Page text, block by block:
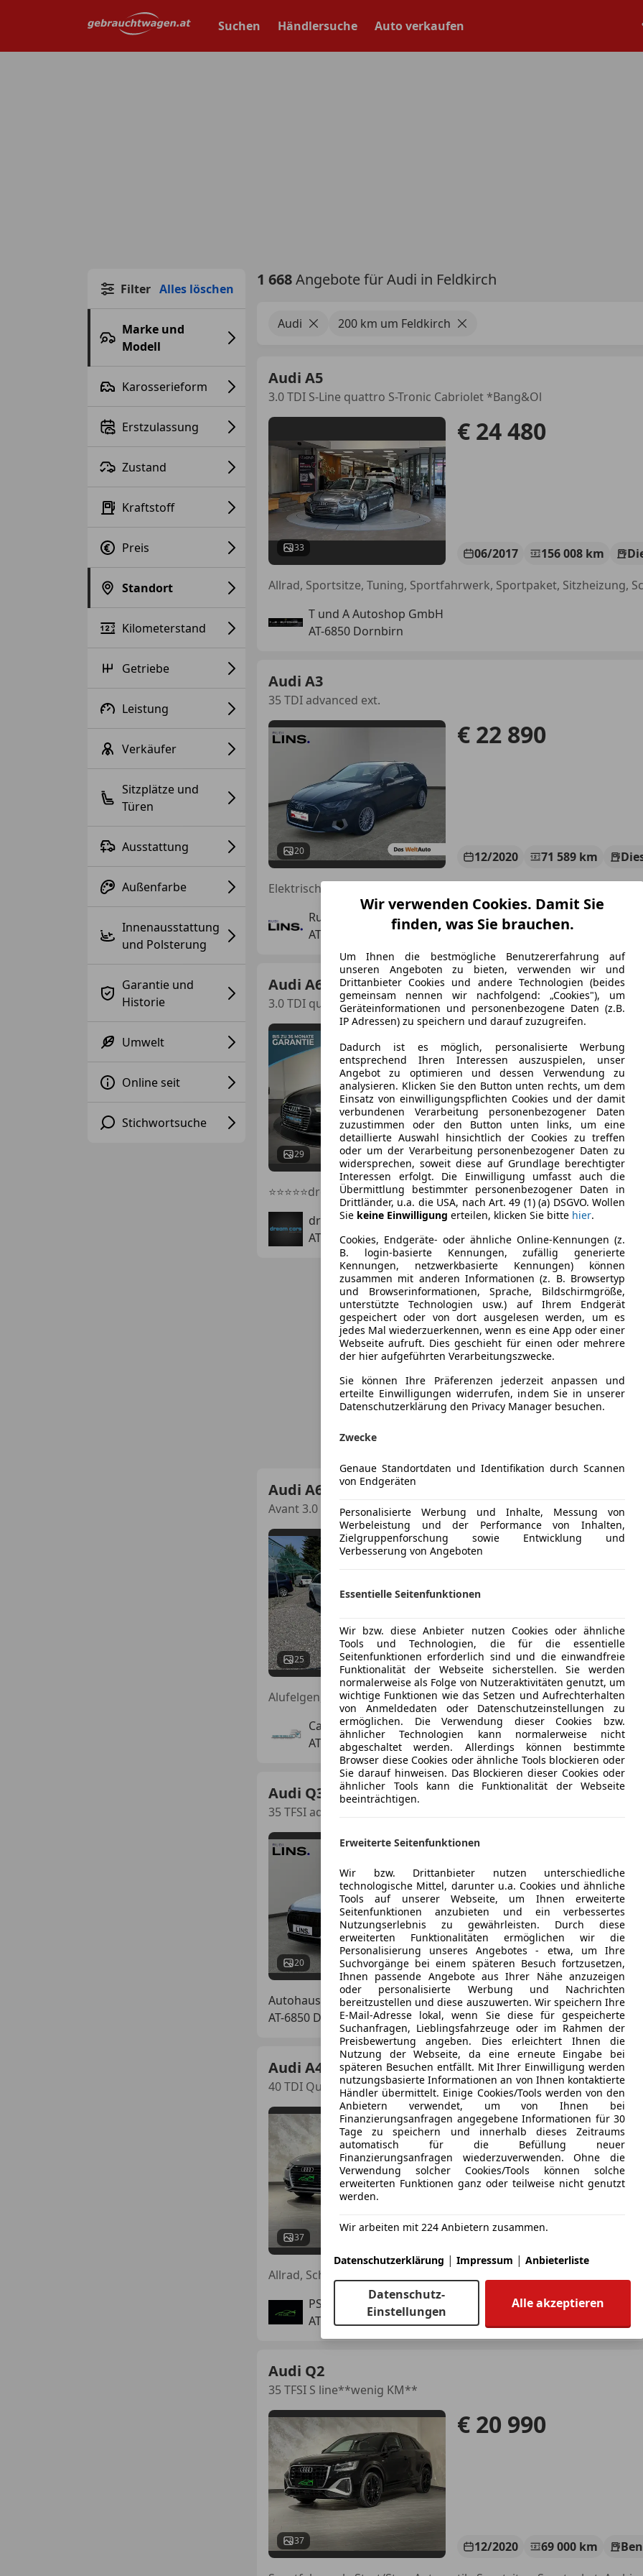
Suchen Händlersuche Auto verkaufen
Filter Alles löschen
Marke und
Modell
Karosserieform
Erstzulassung
Zustand
Kraftstoff
Preis
Standort
Kilometerstand
Getriebe
Leistung
Verkäufer
Sitzplätze und
Türen
Ausstattung
Außenfarbe
Innenausstattung
und Polsterung
Garantie und
Historie
Umwelt
Online seit
Stichwortsuche
1 668Angebote für Audi in Feldkirch
Audi 200 km um Feldkirch
Audi A5
3.0 TDI S-Line quattro S-Tronic Cabriolet *Bang&Ol
33
€ 24 480
06/2017 156 008 km
Allrad, Sportsitze, Tuning, Sportfahrwerk, Sportpaket, Sitzheizung,
T und A Autoshop GmbH
AT-6850 Dornbirn
Audi A3
35 TDI advanced ext.
20
€ 22 890
12/2020 71 589 km
Rudi Lins GmbH & Co KG
AT-6714 Nüziders
Audi A6
3.0 TDI quattro
29
€ 9 900
04/2015 269 000 km
⭐⭐⭐⭐⭐dreamcars über 10 Jahre Qualität & Premium Service
dream cars GmbH
AT-6063 Rum
Audi A6
Avant 3.0 TDI clean diesel quattro (160 kW)
25
€ 15 490
11/2015 254 000 km
Cars to Sell e.U.
AT-6341 Ebbs
Audi Q3
35 TFSI advanced exterieur
20
€ 34 990
05/2023 17 460 km
Autohaus Rudi Lins GmbH & Co KG
AT-6850 Dornbirn
Audi A4
40 TDI Quattro**Design**Standh.**
37
€ 22 490
PS-CAR
AT-6116 Weer
Audi Q2
35 TFSI S line**wenig KM**
37
€ 20 990
12/2020 69 000 km
Wir verwenden Cookies. Damit Sie
finden, was Sie brauchen.
Um Ihnen die bestmögliche Benutzererfahrung auf
unseren Angeboten zu bieten, verwenden wir und
Drittanbieter Cookies und andere Technologien (beides
gemeinsam nennen wir nachfolgend: „Cookies"), um
Geräteinformationen und personenbezogene Daten (z.B.
IP Adressen) zu speichern und darauf zuzugreifen.
Dadurch ist es möglich, personalisierte Werbung
entsprechend Ihren Interessen auszuspielen, unser
Angebot zu optimieren und dessen Verwendung zu
analysieren. Klicken Sie den Button unten rechts, um dem
Einsatz von einwilligungspflichten Cookies und der damit
verbundenen Verarbeitung personenbezogener Daten
zuzustimmen oder den Button unten links, um eine
detaillierte Auswahl hinsichtlich der Cookies zu treffen
oder um der Verarbeitung personenbezogener Daten zu
widersprechen, soweit diese auf Grundlage berechtigter
Interessen erfolgt. Die Einwilligung umfasst auch die
Übermittlung bestimmter personenbezogener Daten in
Drittländer, u.a. die USA, nach Art. 49 (1) (a) DSGVO. Wollen
Sie keine Einwilligung erteilen, klicken Sie bitte hier.
Cookies, Endgeräte- oder ähnliche Online-Kennungen (z.
B. login-basierte Kennungen, zufällig generierte
Kennungen, netzwerkbasierte Kennungen) können
zusammen mit anderen Informationen (z. B. Browsertyp
und Browserinformationen, Sprache, Bildschirmgröße,
unterstützte Technologien usw.) auf Ihrem Endgerät
gespeichert oder von dort ausgelesen werden, um es
jedes Mal wiederzuerkennen, wenn es eine App oder einer
Webseite aufruft. Dies geschieht für einen oder mehrere
der hier aufgeführten Verarbeitungszwecke.
Sie können Ihre Präferenzen jederzeit anpassen und
erteilte Einwilligungen widerrufen, indem Sie in unserer
Datenschutzerklärung den Privacy Manager besuchen.
Zwecke
Genaue Standortdaten und Identifikation durch Scannen
von Endgeräten
Personalisierte Werbung und Inhalte, Messung von
Werbeleistung und der Performance von Inhalten,
Zielgruppenforschung sowie Entwicklung und
Verbesserung von Angeboten
Essentielle Seitenfunktionen
Wir bzw. diese Anbieter nutzen Cookies oder ähnliche
Tools und Technologien, die für die essentielle
Seitenfunktionen erforderlich sind und die einwandfreie
Funktionalität der Webseite sicherstellen. Sie werden
normalerweise als Folge von Nutzeraktivitäten genutzt, um
wichtige Funktionen wie das Setzen und Aufrechterhalten
von Anmeldedaten oder Datenschutzeinstellungen zu
ermöglichen. Die Verwendung dieser Cookies bzw.
ähnlicher Technologien kann normalerweise nicht
abgeschaltet werden. Allerdings können bestimmte
Browser diese Cookies oder ähnliche Tools blockieren oder
Sie darauf hinweisen. Das Blockieren dieser Cookies oder
ähnlicher Tools kann die Funktionalität der Webseite
beeinträchtigen.
Erweiterte Seitenfunktionen
Wir bzw. Drittanbieter nutzen unterschiedliche
technologische Mittel, darunter u.a. Cookies und ähnliche
Tools auf unserer Webseite, um Ihnen erweiterte
Seitenfunktionen anzubieten und ein verbessertes
Nutzungserlebnis zu gewährleisten. Durch diese
erweiterten Funktionalitäten ermöglichen wir die
Personalisierung unseres Angebotes - etwa, um Ihre
Suchvorgänge bei einem späteren Besuch fortzusetzen,
Ihnen passende Angebote aus Ihrer Nähe anzuzeigen
oder personalisierte Werbung und Nachrichten
bereitzustellen und diese auszuwerten. Wir speichern Ihre
E-Mail-Adresse lokal, wenn Sie diese für gespeicherte
Suchanfragen, Lieblingsfahrzeuge oder im Rahmen der
Preisbewertung angeben. Dies erleichtert Ihnen die
Nutzung der Webseite, da eine erneute Eingabe bei
späteren Besuchen entfällt. Mit Ihrer Einwilligung werden
nutzungsbasierte Informationen an von Ihnen kontaktierte
Händler übermittelt. Einige Cookies/Tools werden von den
Anbietern verwendet, um von Ihnen bei
Finanzierungsanfragen angegebene Informationen für 30
Tage zu speichern und innerhalb dieses Zeitraums
automatisch für die Befüllung neuer
Finanzierungsanfragen wiederzuverwenden. Ohne die
Verwendung solcher Cookies/Tools können solche
erweiterten Funktionen ganz oder teilweise nicht genutzt
werden.
Wir arbeiten mit 224 Anbietern zusammen.
Datenschutzerklärung | Impressum | Anbieterliste
Datenschutz-
Einstellungen
Alle akzeptieren